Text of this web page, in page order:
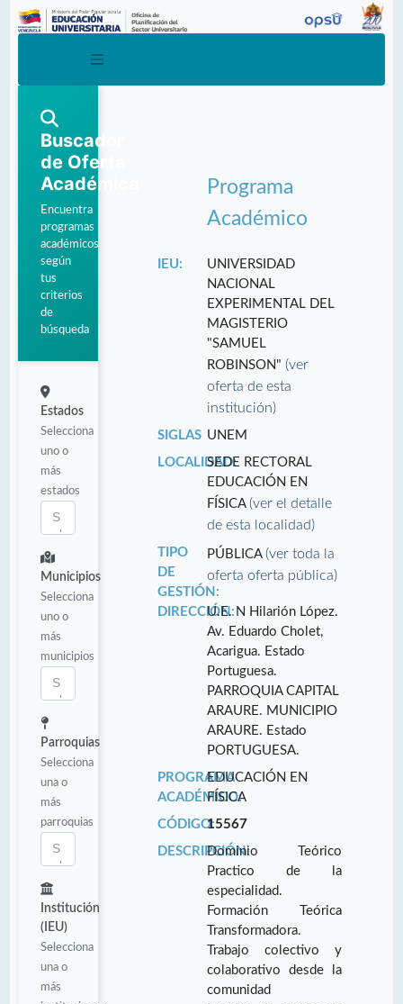
Buscador
de Oferta
Académica
Encuentra
programas
académicos
según
tus
criterios
de
búsqueda
Estados
Selecciona
uno o
más
estados
Municipios
Selecciona
uno o
más
municipios
Parroquias
Selecciona
una o
más
parroquias
Institución
(IEU)
Selecciona
una o
más
Programa
Académico
IEU:
UNIVERSIDAD
NACIONAL
EXPERIMENTAL DEL
MAGISTERIO
"SAMUEL
ROBINSON"(ver
oferta de esta
institución)
SIGLAS UNEM
LOCALIDAD:SEDE RECTORAL
EDUCACIÓN EN
FÍSICA(ver el detalle
de esta localidad)
TIPO
DE
GESTIÓN:
PÚBLICA(ver toda la
oferta oferta pública)
DIRECCIÓN:U.E. N Hilarión López.
Av. Eduardo Cholet,
Acarigua. Estado
Portuguesa.
PARROQUIA CAPITAL
ARAURE. MUNICIPIO
ARAURE. Estado
PORTUGUESA.
PROGRAMA
ACADÉMICO:
EDUCACIÓN EN
FÍSICA
CÓDIGO:15567
DESCRIPCIÓN:Dominio Teórico
Practico de la
especialidad.
Formación Teórica
Transformadora.
Trabajo colectivo y
colaborativo desde la
comunidad